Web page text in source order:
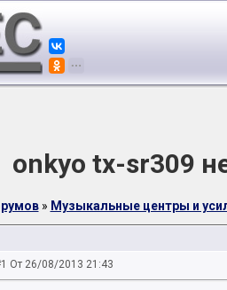
onkyo tx-sr309
» Музыкальные центры и
От 26/08/2013 21:43